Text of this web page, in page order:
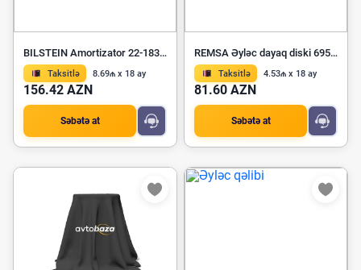
BILSTEIN Amortizator 22-183705
Taksitlə 8.69₼ x 18 ay
156.42 AZN
Səbətə at
REMSA Əyləc dayaq diski 6955 10
Taksitlə 4.53₼ x 18 ay
81.60 AZN
Səbətə at